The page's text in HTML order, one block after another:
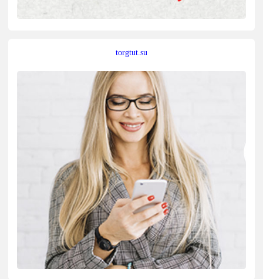
torgtut.su